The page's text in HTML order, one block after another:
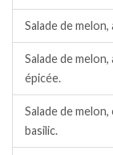
Salade de
Salade de
épicée.
Salade de
basilic.